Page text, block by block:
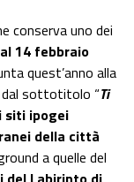
conserva uno dei
14 febbraio
quest’anno alla
dal sottotitolo “Ti
siti ipogei
della città
a quelle del